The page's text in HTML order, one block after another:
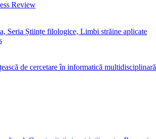
Review
Seria Științe filologice, Limbi străine aplicate
de cercetare în informatică multidisciplinară